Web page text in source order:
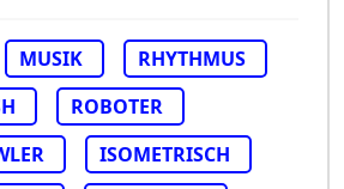
MUSIK
RHYTHMUS
ROBOTER
ISOMETRISCH